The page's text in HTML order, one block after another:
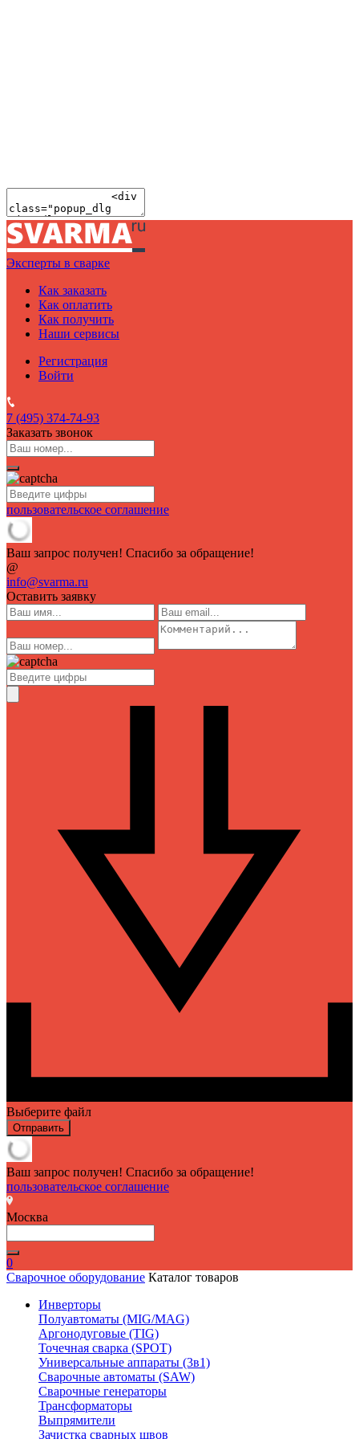
Эксперты в сварке
Как заказать
Как оплатить
Как получить
Наши сервисы
Регистрация
Войти
7 (495) 374-74-93
Заказать звонок
пользовательское соглашение
Ваш запрос получен! Спасибо за обращение!
@
info@svarma.ru
Оставить заявку
Выберите файл
Отправить
Ваш запрос получен! Спасибо за обращение!
пользовательское соглашение
Москва
0
Сварочное оборудование Каталог товаров
Инверторы
Полуавтоматы (MIG/MAG)
Аргонодуговые (TIG)
Точечная сварка (SPOT)
Универсальные аппараты (3в1)
Сварочные автоматы (SAW)
Сварочные генераторы
Трансформаторы
Выпрямители
Зачистка сварных швов